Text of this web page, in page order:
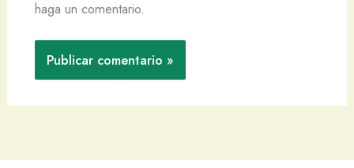
haga un comentario.